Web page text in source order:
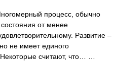
процесс, обычно
от менее
Развитие –
не имеет единого
считают, что… …